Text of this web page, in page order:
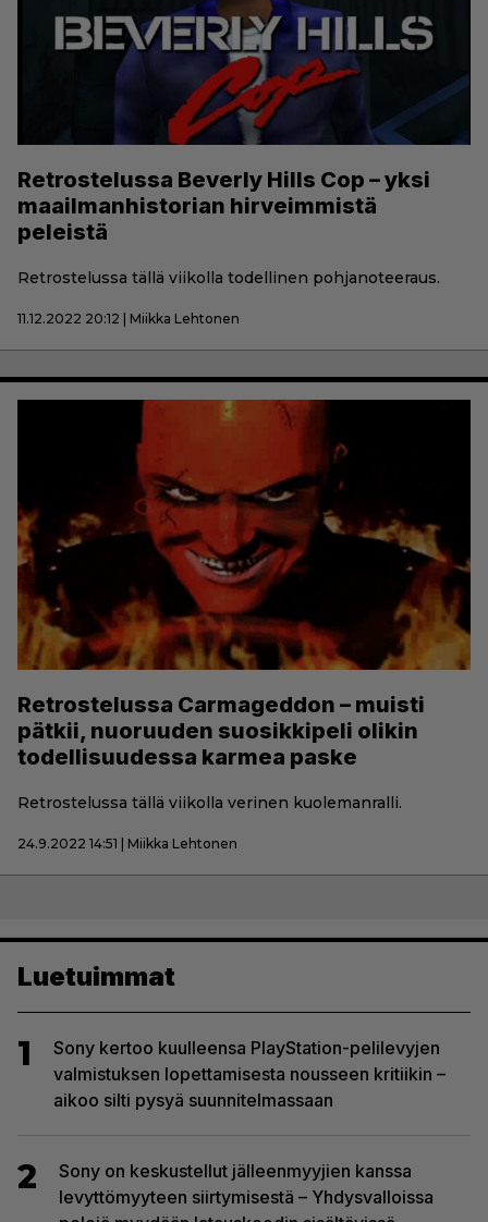
Retrostelussa Beverly Hills Cop – yksi
maailmanhistorian hirveimmistä
peleistä
Retrostelussa tällä viikolla todellinen pohjanoteeraus.
11.12.2022 20:12 | Miikka Lehtonen
Retrostelussa Carmageddon – muisti
pätkii, nuoruuden suosikkipeli olikin
todellisuudessa karmea paske
Retrostelussa tällä viikolla verinen kuolemanralli.
24.9.2022 14:51 | Miikka Lehtonen
Luetuimmat
1
Sony kertoo kuulleensa PlayStation-pelilevyjen
valmistuksen lopettamisesta nousseen kritiikin –
aikoo silti pysyä suunnitelmassaan
2
Sony on keskustellut jälleenmyyjien kanssa
levyttömyyteen siirtymisestä – Yhdysvalloissa